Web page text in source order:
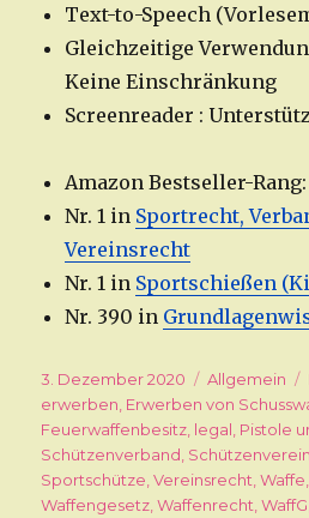
Text-to-Speech
Gleichzeitige
Keine Einschränkung
Screenreader :
Amazon Bestseller-Rang:
Nr. 1 in Sportrecht,
Vereinsrecht
Nr. 1 in Sportschießen
Nr. 390 in
Veröffentlicht
am
3. Dezember 2020 Kategorien
Allgemein
erwerben Erwerben von
Feuerwaffenbesitz legal Pistole
Schützenverband Schützenverein
Sportschütze ,Vereinsrecht ,Waffe
Waffengesetz ,Waffenrecht ,WaffG